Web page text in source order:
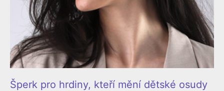
Šperk pro hrdiny, kteří mění dětské osudy